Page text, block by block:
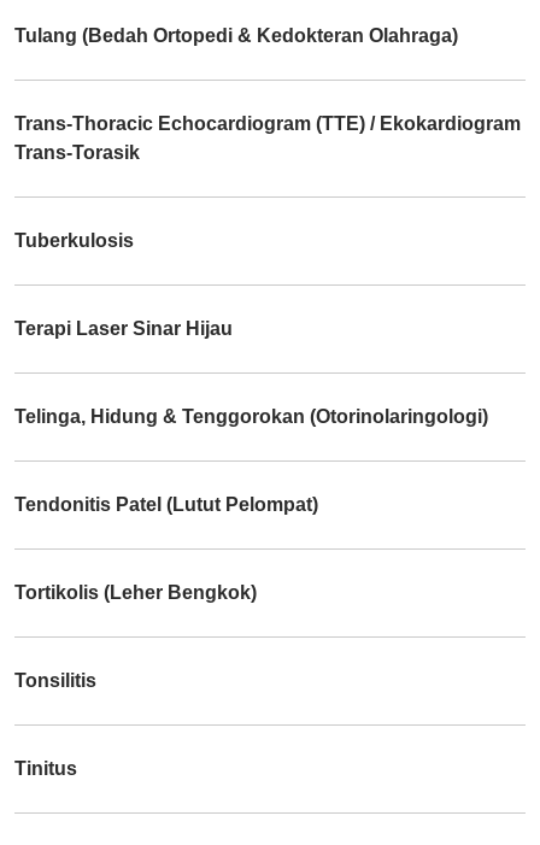
Tulang (Bedah Ortopedi & Kedokteran Olahraga)
Trans-Thoracic Echocardiogram (TTE) / Ekokardiogram
Trans-Torasik
Tuberkulosis
Terapi Laser Sinar Hijau
Telinga, Hidung & Tenggorokan (Otorinolaringologi)
Tendonitis Patel (Lutut Pelompat)
Tortikolis (Leher Bengkok)
Tonsilitis
Tinitus